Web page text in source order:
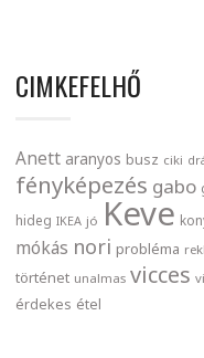
CIMKEFELHŐ
Anett aranyos busz ciki
fényképezés gabo
hideg IKEA jó Keve
mókás nori probléma
történet unalmas vicces
érdekes étel